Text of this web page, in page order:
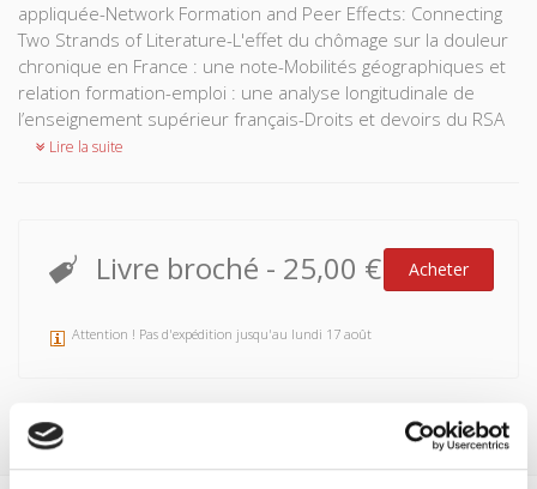
appliquée-Network Formation and Peer Effects: Connecting
Two Strands of Literature-L'effet du chômage sur la douleur
chronique en France : une note-Mobilités géographiques et
relation formation-emploi : une analyse longitudinale de
l’enseignement supérieur français-Droits et devoirs du RSA
Lire la suite
Livre broché - 25,00 € Acheter
Attention ! Pas d'expédition jusqu'au lundi 17 août